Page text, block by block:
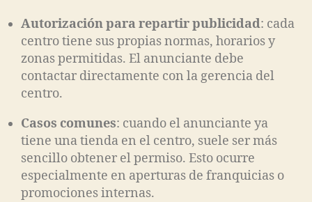
Autorización para repartir publicidad: cada
centro tiene sus propias normas, horarios y
zonas permitidas. El anunciante debe
contactar directamente con la gerencia del
centro.
Casos comunes: cuando el anunciante ya
tiene una tienda en el centro, suele ser más
sencillo obtener el permiso. Esto ocurre
especialmente en aperturas de franquicias o
promociones internas.